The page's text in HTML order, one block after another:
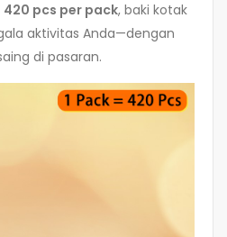
420 pcs per pack, baki kotak
aktivitas Anda—dengan
di pasaran.